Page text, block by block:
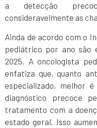
a detecção
consideravelmente as
Ainda de acordo com o
pediátrico por ano são
2025. A oncologista
enfatiza que, quanto
especializado, melhor
diagnóstico precoce
tratamento com a
estado geral. Isso